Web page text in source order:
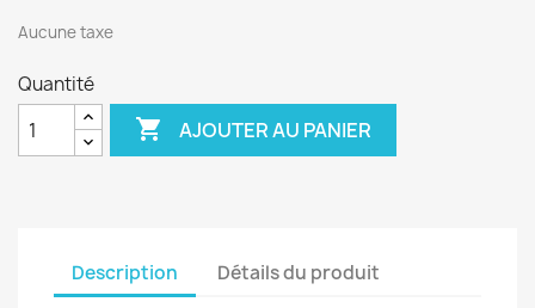
Aucune taxe
Quantité
 AJOUTER AU PANIER
Description Détails du produit